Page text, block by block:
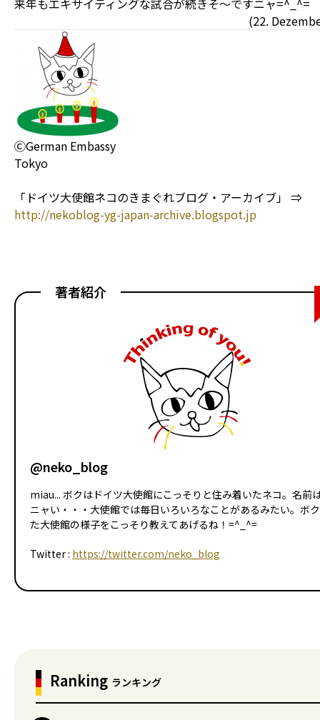
来年もエキサイティングな試合が続きそ～ですニャ=^_^=
(22.
ⒸGerman Embassy
Tokyo
「ドイツ大使館ネコのきまぐれブログ・アーカイブ」 ⇒
http://nekoblog-yg-japan-archive.blogspot.jp
著者紹介
@neko_blog
miau... ボクはドイツ大使館にこっそりと住み着いたネコ。名前
ニャい・・・大使館では毎日いろいろなことがあるみたい。ボ
た大使館の様子をこっそり教えてあげるね！=^_^=
Twitter : https://twitter.com/neko_blog
Ranking ランキング